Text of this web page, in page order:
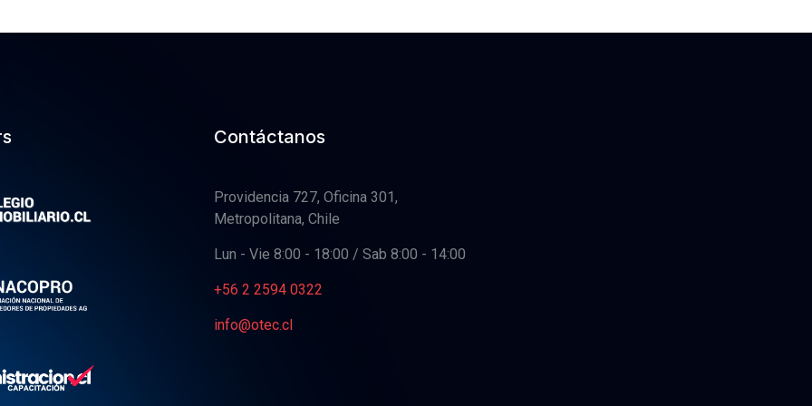
Contáctanos
Providencia 727, Oficina 301,
Metropolitana, Chile
Lun - Vie 8:00 - 18:00 / Sab 8:00 - 14:00
+56 2 2594 0322
info@otec.cl